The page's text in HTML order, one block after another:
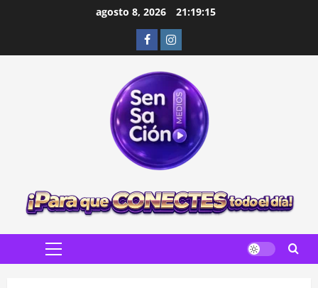
agosto 8, 2026 21:19:16
FacebookInstagram
Menú